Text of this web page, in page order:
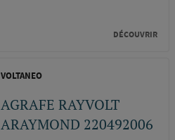
DÉCOUVRIR
VOLTANEO
AGRAFE RAYVOLT
ARAYMOND 220492006